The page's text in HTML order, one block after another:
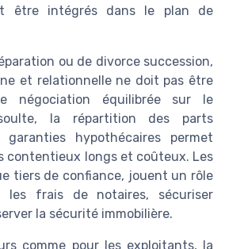
être intégrés dans le plan de
ou de divorce succession,
et relationnelle ne doit pas être
négociation équilibrée sur le
la répartition des parts
hypothécaires permet
contentieux longs et coûteux. Les
tiers de confiance, jouent un rôle
les frais de notaires, sécuriser
la sécurité immobilière.
comme pour les exploitants, la